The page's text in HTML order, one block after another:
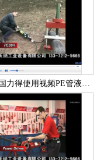
REED美国力得使用视频PE管液压挤扁器使用视频